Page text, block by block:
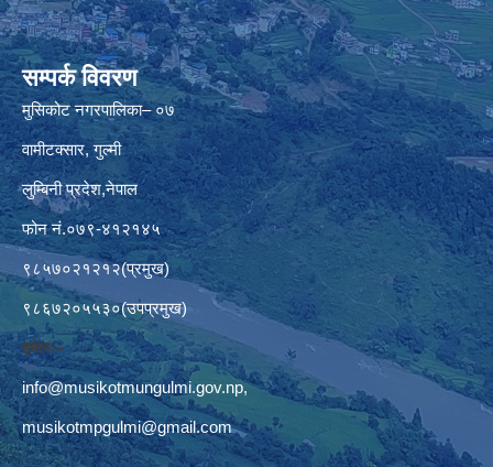
सम्पर्क विवरण
मुसिकोट नगरपालिका– ०७
वामीटक्सार, गुल्मी
लुम्बिनी प्रदेश,नेपाल
फोन नं.०७९-४१२१४५
९८५७०२१२१२(प्रमुख)
९८६७२०५५३०(उपप्रमुख)
इमेलः–
info@musikotmungulmi.gov.np,
musikotmpgulmi@gmail.com